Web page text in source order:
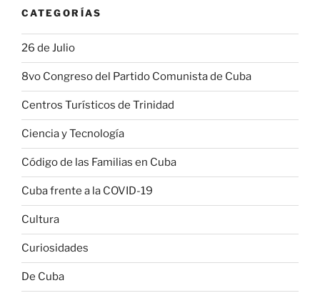
CATEGORÍAS
26 de Julio
8vo Congreso del Partido Comunista de Cuba
Centros Turísticos de Trinidad
Ciencia y Tecnología
Código de las Familias en Cuba
Cuba frente a la COVID-19
Cultura
Curiosidades
De Cuba